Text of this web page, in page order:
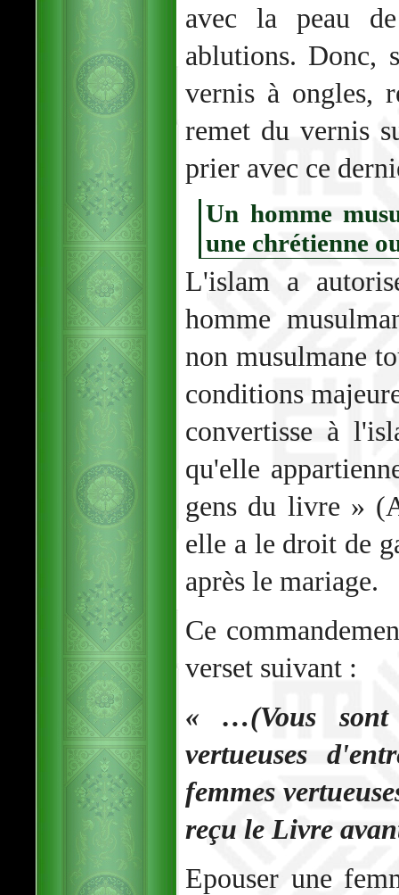
avec la peau
ablutions. Donc,
vernis à ongles,
remet du vernis
prier avec ce
Un homme
une chrétienne
L'islam a
homme
non musulmane
conditions
convertisse à
qu'elle
gens du livre »
elle a le droit de
après le mariage.
Ce
verset suivant :
« …(Vous sont
vertueuses
femmes
reçu le Livre
Epouser une